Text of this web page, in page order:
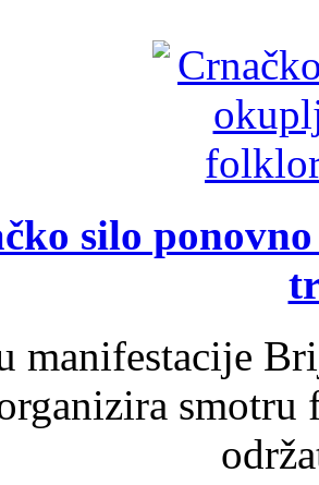
silo
manifestacije